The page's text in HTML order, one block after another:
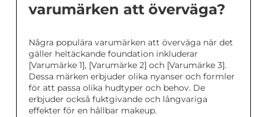
varumärken att överväga?
Några populära varumärken att överväga när det
gäller heltäckande foundation inkluderar
[Varumärke 1], [Varumärke 2] och [Varumärke 3].
Dessa märken erbjuder olika nyanser och formler
för att passa olika hudtyper och behov. De
erbjuder också fuktgivande och långvariga
effekter för en hållbar makeup.